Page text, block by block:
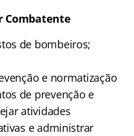
Combatente
de bombeiros;
e normatização
de prevenção e
atividades
e administrar